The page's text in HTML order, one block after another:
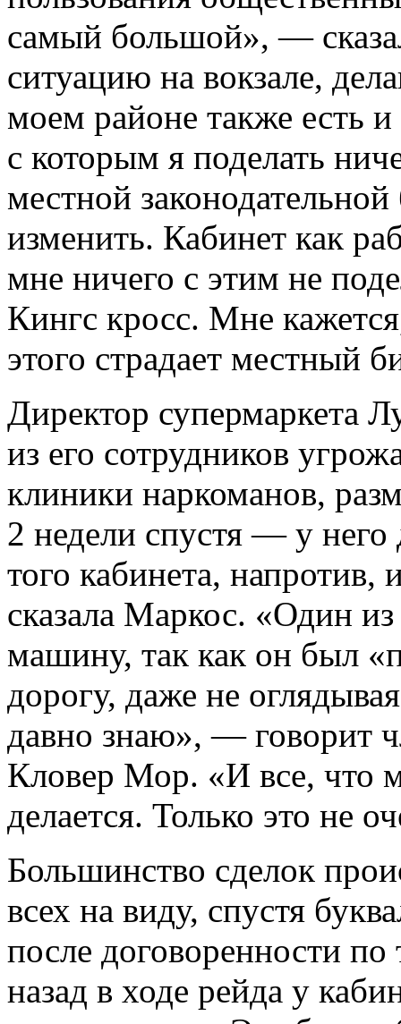
самый большой», —
ситуацию на вокзале,
моем районе также есть
с которым я поделать
местной
изменить. Кабинет как
мне ничего с этим не
Кингс кросс. Мне
этого страдает местный
Директор супермаркета
из его сотрудников
клиники наркоманов,
2 недели спустя — у
того кабинета,
сказала Маркос. «Один
машину, так как он был
дорогу, даже не
давно знаю», — говорит
Кловер Мор. «И все, что
делается. Только это не
Большинство сделок
всех на виду, спустя
после договоренности по
назад в ходе рейда у